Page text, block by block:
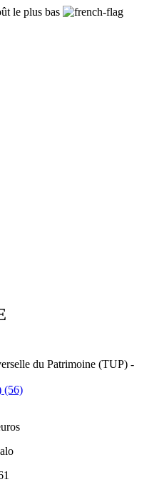
le plus bas
du Patrimoine (TUP) -
(56)